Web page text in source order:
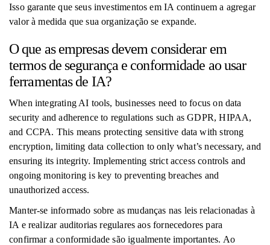
Isso garante que seus investimentos em IA continuem a agregar
valor à medida que sua organização se expande.
O que as empresas devem considerar em
termos de segurança e conformidade ao usar
ferramentas de IA?
When integrating AI tools, businesses need to focus on data
security and adherence to regulations such as GDPR, HIPAA,
and CCPA. This means protecting sensitive data with strong
encryption, limiting data collection to only what’s necessary, and
ensuring its integrity. Implementing strict access controls and
ongoing monitoring is key to preventing breaches and
unauthorized access.
Manter-se informado sobre as mudanças nas leis relacionadas à
IA e realizar auditorias regulares aos fornecedores para
confirmar a conformidade são igualmente importantes. Ao